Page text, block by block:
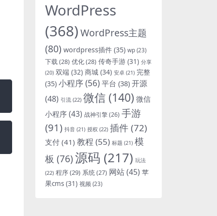
WordPress
(368)WordPress主题
(80) wordpress插件 (35) wp (23)
下载(28) 优化(28) 传奇手游 (31) 分享
(20) 双端 (32) 商城 (34) 安卓 (21) 完整
(35) 小程序(56) 平台 (38) 开源
(48) 引流 (22) 微信 (140) 微信
小程序(43) 战神引擎(26) 手游
(91) 抖音 (21) 授权 (22) 插件 (72)
支付 (41) 教程 (55) 标题 (21) 模
板 (76)源码 (217) 玩法
(22) 程序(29) 系统(27) 网站(45) 苹
果cms (31) 视频 (23)